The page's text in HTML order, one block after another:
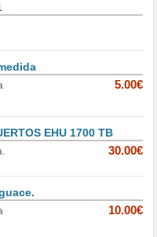
5.00€
EHU 1700 TB
30.00€
10.00€